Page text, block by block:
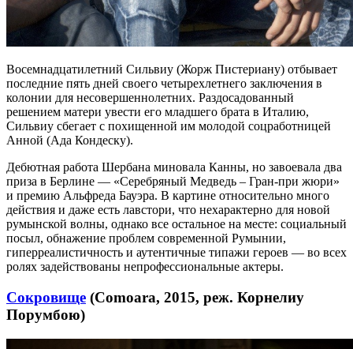
Восемнадцатилетний Сильвиу (Жорж Пистериану) отбывает
последние пять дней своего четырехлетнего заключения в
колонии для несовершеннолетних. Раздосадованный
решением матери увести его младшего брата в Италию,
Сильвиу сбегает с похищенной им молодой соцработницей
Анной (Ада Кондеску).
Дебютная работа Шербана миновала Канны, но завоевала два
приза в Берлине — «Серебряный Медведь – Гран-при жюри»
и премию Альфреда Бауэра. В картине относительно много
действия и даже есть лавстори, что нехарактерно для новой
румынской волны, однако все остальное на месте: социальный
посыл, обнажение проблем современной Румынии,
гиперреалистичность и аутентичные типажи героев — во всех
ролях задействованы непрофессиональные актеры.
Сокровище (Comoara, 2015, реж. Корнелиу
Порумбою)